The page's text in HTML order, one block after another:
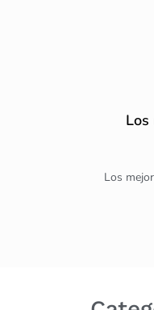
Los